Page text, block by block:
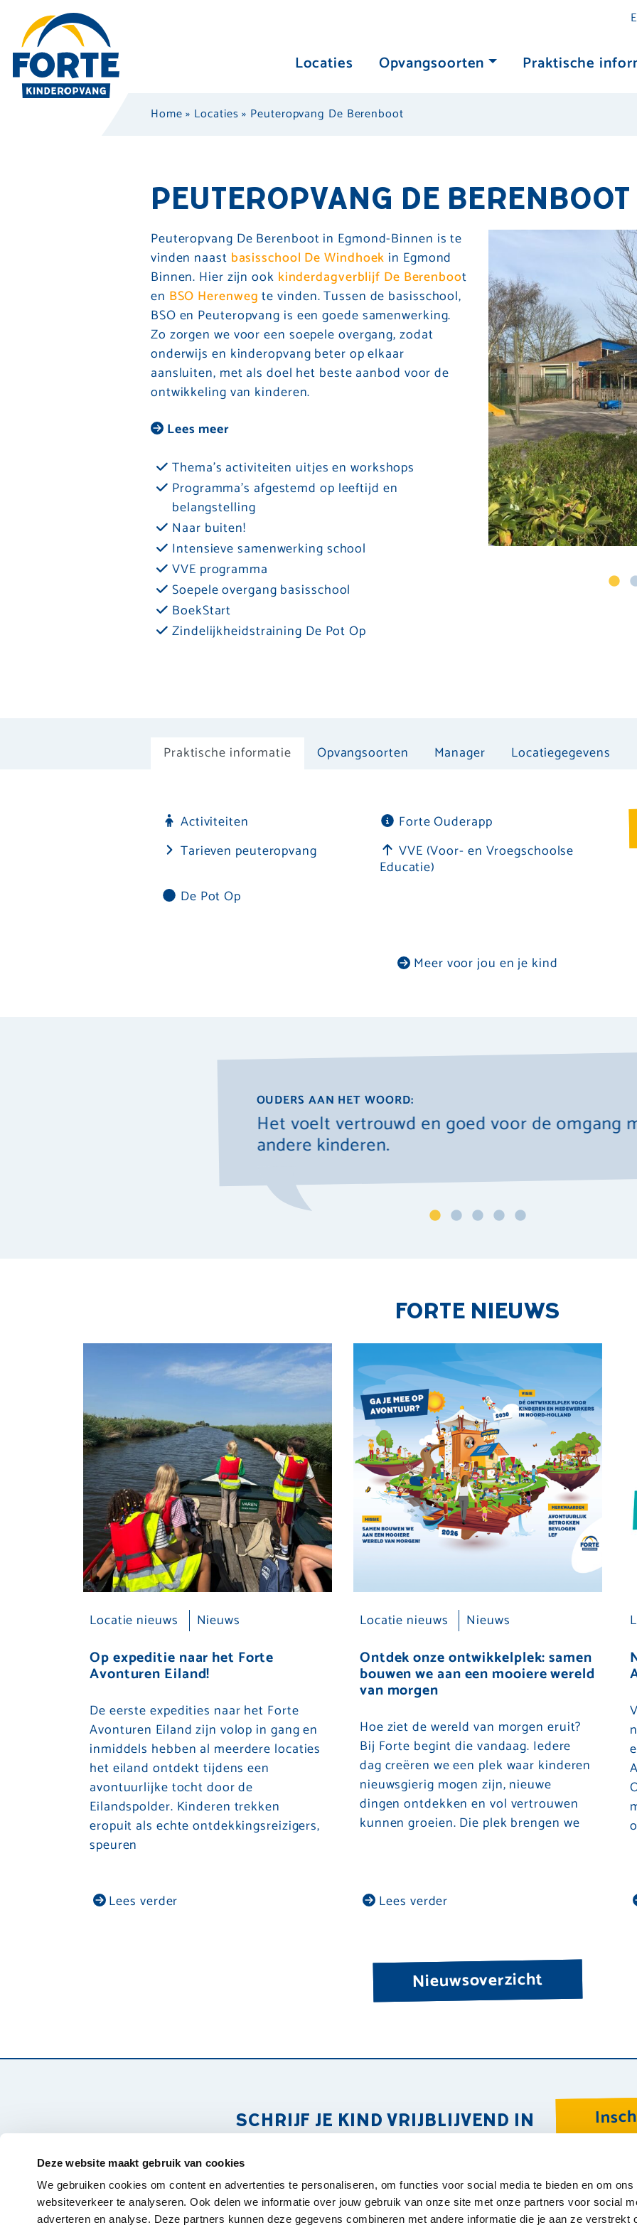
Deze website maakt gebruik van cookies
We gebruiken cookies om content en advertenties te personaliseren, om functies voor social media te bieden en om ons
websiteverkeer te analyseren. Ook delen we informatie over jouw gebruik van onze site met onze partners voor social
adverteren en analyse. Deze partners kunnen deze gegevens combineren met andere informatie die je aan ze verstrekt
Locaties Opvangsoorten Praktische
Home» Locaties» Peuteropvang De Berenboot
PEUTEROPVANG DE BERENBOOT
Peuteropvang De Berenboot in Egmond-Binnen is te
vinden naast basisschool De Windhoek in Egmond
Binnen. Hier zijn ook kinderdagverblijf De Berenboot
en BSO Herenweg te vinden. Tussen de basisschool,
BSO en Peuteropvang is een goede samenwerking.
Zo zorgen we voor een soepele overgang, zodat
onderwijs en kinderopvang beter op elkaar
aansluiten, met als doel het beste aanbod voor de
ontwikkeling van kinderen.
Lees meer
Thema’s activiteiten uitjes en workshops
Programma's afgestemd op leeftijd en
belangstelling
Naar buiten!
Intensieve samenwerking school
VVE programma
Soepele overgang basisschool
BoekStart
Zindelijkheidstraining De Pot Op
Praktische informatie Opvangsoorten Manager Locatiegegevens
Activiteiten
Forte Ouderapp
Tarieven peuteropvang
VVE (Voor- en Vroegschoolse
Educatie)
De Pot Op
Meer voor jou en je kind
OUDERS AAN HET WOORD:
Het voelt vertrouwd en goed voor de omgang
andere kinderen.
FORTE NIEUWS
Locatie nieuws Nieuws
Op expeditie naar het Forte
Avonturen Eiland!
De eerste expedities naar het Forte
Avonturen Eiland zijn volop in gang en
inmiddels hebben al meerdere locaties
het eiland ontdekt tijdens een
avontuurlijke tocht door de
Eilandspolder. Kinderen trekken
eropuit als echte ontdekkingsreizigers,
speuren
Lees verder
Locatie nieuws Nieuws
Ontdek onze ontwikkelplek: samen
bouwen we aan een mooiere wereld
van morgen
Hoe ziet de wereld van morgen eruit?
Bij Forte begint die vandaag. Iedere
dag creëren we een plek waar kinderen
nieuwsgierig mogen zijn, nieuwe
dingen ontdekken en vol vertrouwen
kunnen groeien. Die plek brengen we
Lees verder
Nieuwsoverzicht
SCHRIJF JE KIND VRIJBLIJVEND IN
Forte Kinderopvang, Centraal Bureau
Verlegde Overtoom 24
1901 EX Castricum